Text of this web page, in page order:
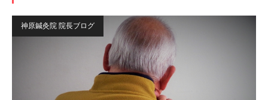
神原鍼灸院 院長ブログ